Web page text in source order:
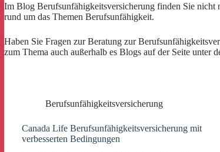
Im Blog Berufsunfähigkeitsversicherung finden Sie nicht
rund um das Themen Berufsunfähigkeit.
Haben Sie Fragen zur Beratung zur
zum Thema auch außerhalb es Blogs auf der Seite unter
Berufsunfähigkeitsversicherung
Canada Life Berufsunfähigkeitsversicherung mit
verbesserten Bedingungen